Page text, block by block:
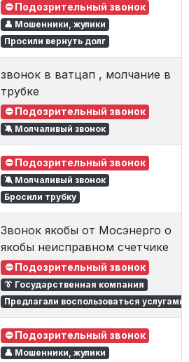
⛔ Подозрительный звонок
👤 Мошенники, жулики
Просили вернуть долг
звонок в ватцап , молчание в
трубке
⛔ Подозрительный звонок
🔕 Молчаливый звонок
⛔ Подозрительный звонок
🔕 Молчаливый звонок
Бросили трубку
Звонок якобы от Мосэнерго о
якобы неисправном счетчике
⛔ Подозрительный звонок
👔 Государственная компания
Предлагали воспользоваться услугами
⛔ Подозрительный звонок
👤 Мошенники, жулики